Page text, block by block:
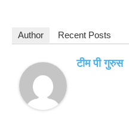
Author Recent Posts
टीम पी गुरुस